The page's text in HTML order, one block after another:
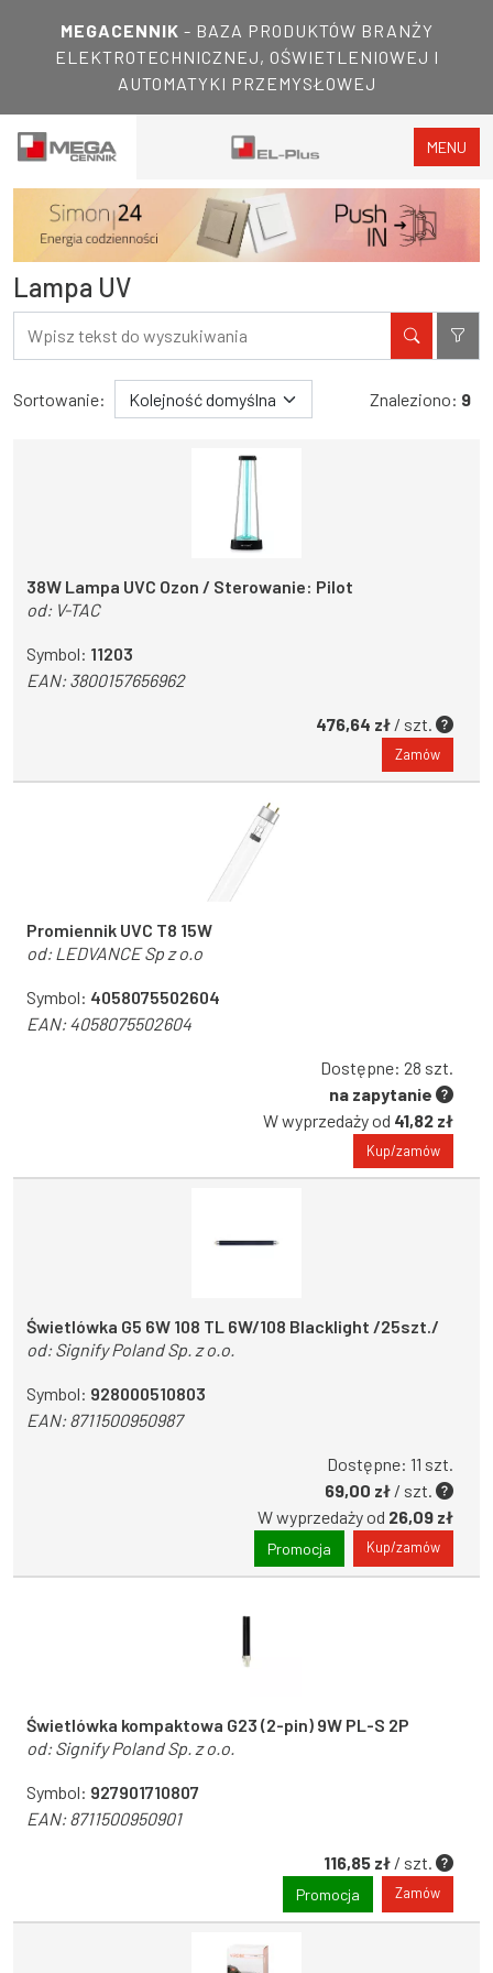
MEGACENNIK - BAZA PRODUKTÓW BRANŻY
ELEKTROTECHNICZNEJ, OŚWIETLENIOWEJ I
AUTOMATYKI PRZEMYSŁOWEJ
MENU
Lampa UV
Filtry
Wyniki wyszukiwania
Sortowanie: Znaleziono: 9
38W Lampa UVC Ozon / Sterowanie: Pilot
od: V-TAC
Symbol: 11203
EAN:3800157656962
476,64 zł / szt.
Zamów
Promiennik UVC T8 15W
od: LEDVANCE Sp z o.o
Symbol: 4058075502604
EAN:4058075502604
Dostępne: 28 szt.
na zapytanie
W wyprzedaży od 41,82 zł
Kup/zamów
Świetlówka G5 6W 108 TL 6W/108 Blacklight /25szt./
od:Signify Poland Sp. z o.o.
Symbol: 928000510803
EAN:8711500950987
Dostępne: 11 szt.
69,00 zł / szt.
W wyprzedaży od 26,09 zł
Promocja Kup/zamów
Świetlówka kompaktowa G23 (2-pin) 9W PL-S 2P
od:Signify Poland Sp. z o.o.
Symbol: 927901710807
EAN:8711500950901
116,85 zł / szt.
Promocja Zamów